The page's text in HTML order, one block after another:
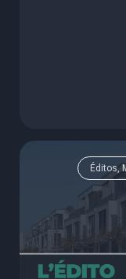
Éditos,